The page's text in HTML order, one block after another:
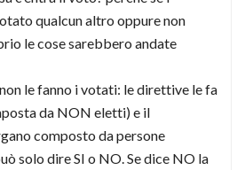
qualcun altro oppure non
le cose sarebbero andate
le fanno i votati: le direttive le fa
da NON eletti) e il
composto da persone
solo dire SI o NO. Se dice NO la